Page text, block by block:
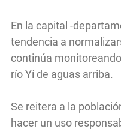
En la capital -
tendencia a
continúa
río Yí de aguas arriba.
Se reitera a la
hacer un uso